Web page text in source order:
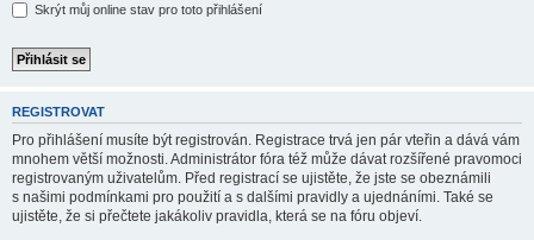
Skrýt můj online stav pro toto přihlášení
REGISTROVAT
Pro přihlášení musíte být registrován. Registrace trvá jen pár vteřin a dává vám
mnohem větší možnosti. Administrátor fóra též může dávat rozšířené pravomoci
registrovaným uživatelům. Před registrací se ujistěte, že jste se obeznámili
s našimi podmínkami pro použití a s dalšími pravidly a ujednáními. Také se
ujistěte, že si přečtete jakákoliv pravidla, která se na fóru objeví.